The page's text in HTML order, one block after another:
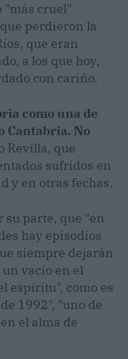
"más cruel"
perdieron la
que eran
a los que hoy,
con cariño.
como una de
Cantabria. No
Revilla, que
sufridos en
y en otras fechas.
su parte, que "en
hay episodios
siempre dejarán
vacío en el
espíritu", como es
1992", "uno de
el alma de